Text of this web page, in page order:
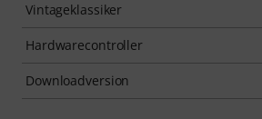
Vintageklassiker
Hardwarecontroller
Downloadversion